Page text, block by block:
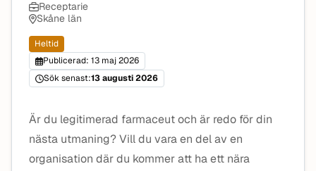
Receptarie
Skåne län
Heltid
Publicerad: 13 maj 2026
Sök senast:13 augusti 2026
Är du legitimerad farmaceut och är redo för din
nästa utmaning? Vill du vara en del av en
organisation där du kommer att ha ett nära